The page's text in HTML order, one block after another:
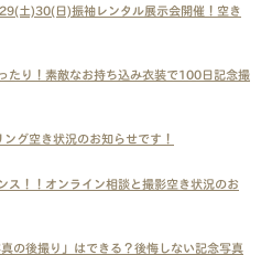
土)30(日)振袖レンタル展示会開催！空き
たり！素敵なお持ち込み衣装で100日記念撮
グ空き状況のお知らせです！
ス！！オンライン相談と撮影空き状況のお
の後撮り」はできる？後悔しない記念写真